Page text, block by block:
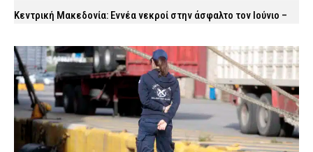
Κεντρική Μακεδονία: Εννέα νεκροί στην άσφαλτο τον Ιούνιο –
ΑΣΤΥΝΟΜΙΑ 6 Αυγούστου 2026 13:24
Πόρτο Γερμενό: Εικόνες ολικής καταστροφής μετά τη μεγάλη
φωτιά – Καμένα σπίτια, στάχτες και αποκαΐδια
ΕΙΔΗΣΕΙΣ 6 Αυγούστου 2026 13:09
Λάρισα: Συνελήφθησαν δύο άτομα που έκλεψαν
μετασχηματιστή του ΔΕΔΔΗΕ